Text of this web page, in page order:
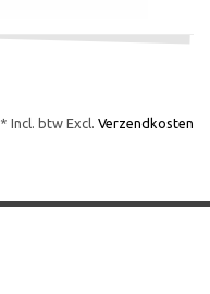
* Incl. btw Excl. Verzendkosten